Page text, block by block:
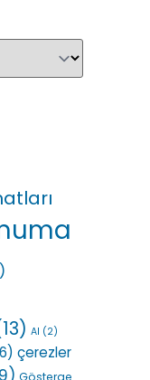
AI (2)
çerezler